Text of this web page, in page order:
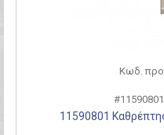
Κωδ.
11590801